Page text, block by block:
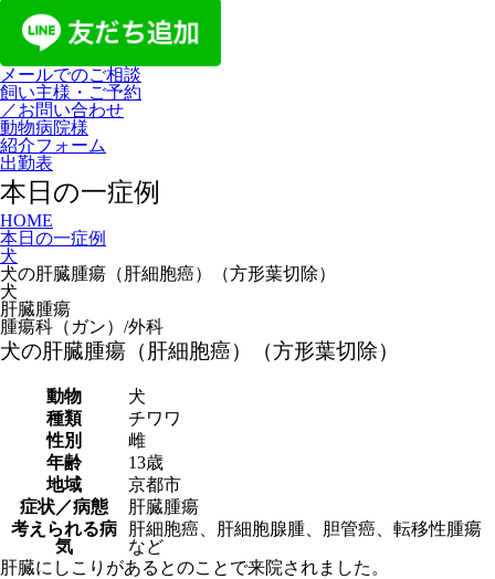
メールでのご相談
飼い主様・ご予約
／お問い合わせ
動物病院様
紹介フォーム
出勤表
本日の一症例
HOME
本日の一症例
犬
犬の肝臓腫瘍（肝細胞癌）（方形葉切除）
犬
肝臓腫瘍
腫瘍科（ガン）/外科
犬の肝臓腫瘍（肝細胞癌）（方形葉切除）
動物
犬
種類
チワワ
性別
雌
年齢
13歳
地域
京都市
症状／病態
肝臓腫瘍
考えられる病
気
肝細胞癌、肝細胞腺腫、胆管癌、転移性腫瘍
など
肝臓にしこりがあるとのことで来院されました。